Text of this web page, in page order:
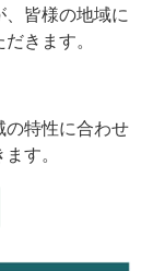
皆様の地域に
きます。
特性に合わせ
す。